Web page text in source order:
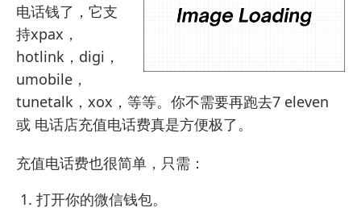
电话钱了，它支
持xpax，
hotlink，digi，
umobile，
tunetalk，xox，等等。你不需要再跑去7 eleven
或 电话店充值电话费真是方便极了。
充值电话费也很简单，只需：
打开你的微信钱包。